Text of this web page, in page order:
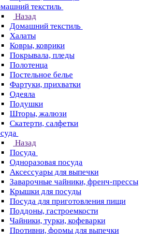
текстиль
Назад
Домашний текстиль
Халаты
Ковры, коврики
Покрывала, пледы
Полотенца
Постельное белье
Фартуки, прихватки
Одеяла
Подушки
Шторы, жалюзи
Скатерти, салфетки
Назад
Посуда
Одноразовая посуда
Аксессуары для выпечки
Заварочные чайники, френч-прессы
Крышки для посуды
Посуда для приготовления пищи
Поддоны, гастроемкости
Чайники, турки, кофеварки
Противни, формы для выпечки